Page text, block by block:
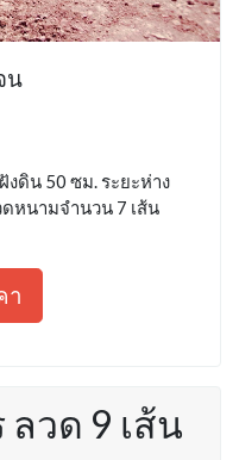
น
งดิน 50 ซม. ระยะห่าง
ดหนามจำนวน 7 เส้น
า
ลวด 9 เส้น